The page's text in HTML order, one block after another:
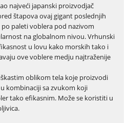
najveći japanski proizvodjač
štapova ovaj gigant poslednjih
paleti voblera pod nazivom
na globalnom nivou. Vrhunski
u lovu kako morskih tako i
ove voblere medju najtraženije
oblikom tela koje proizvodi
kombinaciji sa zvukom koji
tako efikasnim. Može se koristiti u